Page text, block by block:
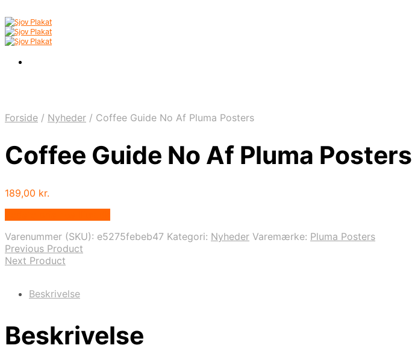
Forside / Nyheder / Coffee Guide No Af Pluma Posters
Coffee Guide No Af Pluma Posters
189,00 kr.
Varenummer (SKU): e5275febeb47 Kategori: Nyheder Varemærke: Pluma Posters
Previous Product
Next Product
Beskrivelse
Beskrivelse